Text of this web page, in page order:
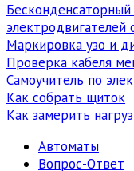
электродвигателей
Маркировка узо и
Проверка кабеля
Самоучитель по
Как собрать щиток
Как замерить
Автоматы
Вопрос-Ответ